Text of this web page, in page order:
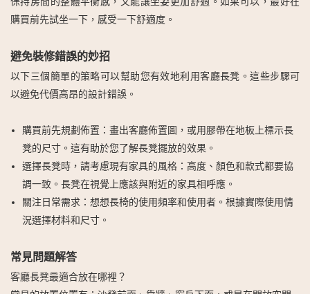
購買前先試坐一下，感受一下舒適度。
避免裝修錯誤的妙招
以下三個簡單的策略可以幫助您有效地利用客廳長凳。這些步驟可
以避免代價高昂的設計錯誤。
購買前先規劃佈置 ：畫出客廳佈置圖，或用膠帶在地板上標示長
凳的尺寸。這有助於您了解長凳擺放的效果。
選擇長凳時，請考慮現有家具的風格：高度、顏色和款式都要協
調一致。長凳在視覺上應該與附近的家具相呼應。
關注日常需求：想想長椅的使用頻率和使用者。根據實際使用情
況選擇材料和尺寸。
常見問題解答
客廳長凳最適合放在哪裡？